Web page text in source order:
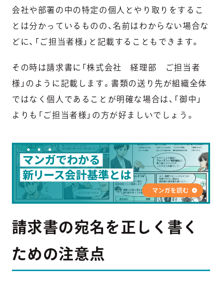
会社や部署の中の特定の個人とやり取りをするこ
とは分かっているものの、名前はわからない場合な
どに、「ご担当者様」と記載することもできます。
その時は請求書に「株式会社 経理部 ご担当者
様」のように記載します。書類の送り先が組織全体
ではなく個人であることが明確な場合は、「御中」
よりも「ご担当者様」の方が好ましいでしょう。
請求書の宛名を正しく書く
ための注意点